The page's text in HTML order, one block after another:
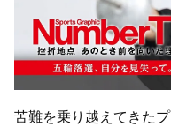
苦難を乗り越えてきた